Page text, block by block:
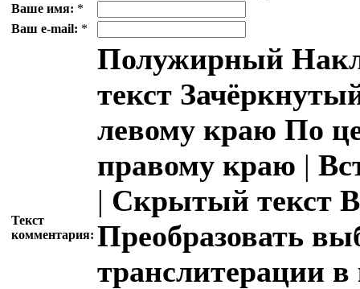
Ваше имя: *
Ваш e-mail: *
Текст
комментария:
Полужирный
текст
левому краю По
правому краю |
| Скрытый текст
Преобразовать
транслитерации